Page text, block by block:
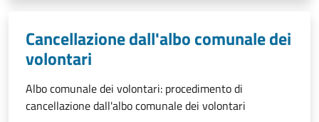
Cancellazione dall'albo comunale dei
volontari
Albo comunale dei volontari: procedimento di
cancellazione dall'albo comunale dei volontari